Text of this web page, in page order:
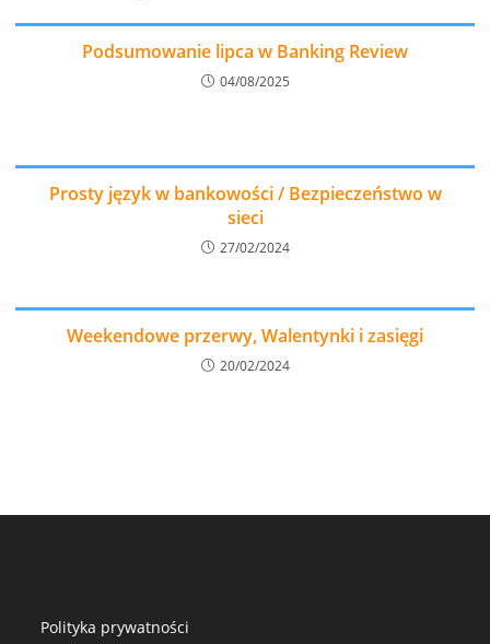
Podsumowanie lipca w Banking Review
04/08/2025
Prosty język w bankowości / Bezpieczeństwo w
sieci
27/02/2024
Weekendowe przerwy, Walentynki i zasięgi
20/02/2024
Polityka prywatności